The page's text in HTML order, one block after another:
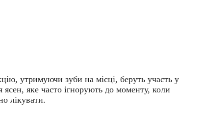
утримуючи зуби на місці, беруть участь у
яке часто ігнорують до моменту, коли
лікувати.